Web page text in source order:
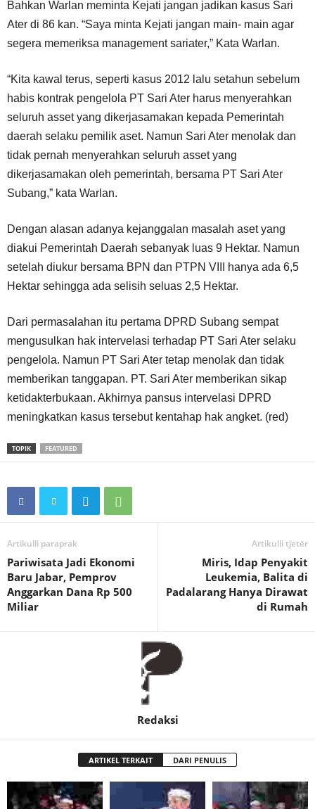
Bahkan Warlan meminta Kejati jangan jadikan kasus Sari
Ater di 86 kan. “Saya minta Kejati jangan main- main agar
segera memeriksa management sariater,” Kata Warlan.
“Kita kawal terus, seperti kasus 2012 lalu setahun sebelum
habis kontrak pengelola PT Sari Ater harus menyerahkan
seluruh asset yang dikerjasamakan kepada Pemerintah
daerah selaku pemilik aset. Namun Sari Ater menolak dan
tidak pernah menyerahkan seluruh asset yang
dikerjasamakan oleh pemerintah, bersama PT Sari Ater
Subang,” kata Warlan.
Dengan alasan adanya kejanggalan masalah aset yang
diakui Pemerintah Daerah sebanyak luas 9 Hektar. Namun
setelah diukur bersama BPN dan PTPN VIII hanya ada 6,5
Hektar sehingga ada selisih seluas 2,5 Hektar.
Dari permasalahan itu pertama DPRD Subang sempat
mengusulkan hak intervelasi terhadap PT Sari Ater selaku
pengelola. Namun PT Sari Ater tetap menolak dan tidak
memberikan tanggapan. PT. Sari Ater memberikan sikap
ketidakterbukaan. Akhirnya pansus intervelasi DPRD
meningkatkan kasus tersebut kentahap hak angket. (red)
TOPIK FEATURED
Artikulli paraprak
Pariwisata Jadi Ekonomi
Baru Jabar, Pemprov
Anggarkan Dana Rp 500
Miliar
Artikulli tjetër
Miris, Idap Penyakit
Leukemia, Balita di
Padalarang Hanya Dirawat
di Rumah
Redaksi
ARTIKEL TERKAIT DARI PENULIS